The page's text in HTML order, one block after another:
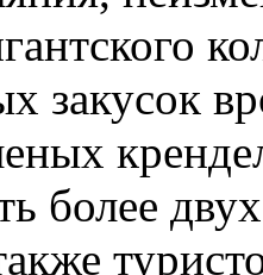
закусок
более